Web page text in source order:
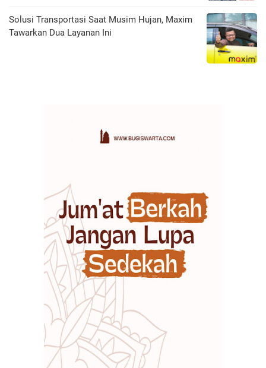
Solusi Transportasi Saat Musim Hujan, Maxim
Tawarkan Dua Layanan Ini